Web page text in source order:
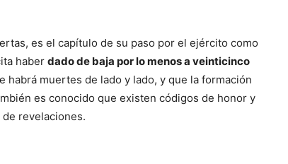
es el capítulo de su paso por el ejército como
haber dado de baja por lo menos a veinticinco
habrá muertes de lado y lado, y que la formación
es conocido que existen códigos de honor y
revelaciones.